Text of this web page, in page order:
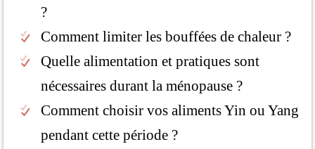
?
Comment limiter les bouffées de chaleur ?
Quelle alimentation et pratiques sont
nécessaires durant la ménopause ?
Comment choisir vos aliments Yin ou Yang
pendant cette période ?